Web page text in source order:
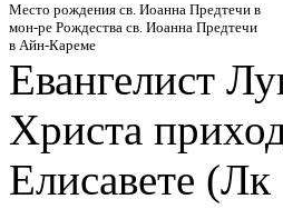
Место рождения св. Иоанна Предтечи в
мон-ре Рождества св. Иоанна Предтечи
в Айн-Кареме
Евангелист
Христа
Елисавете